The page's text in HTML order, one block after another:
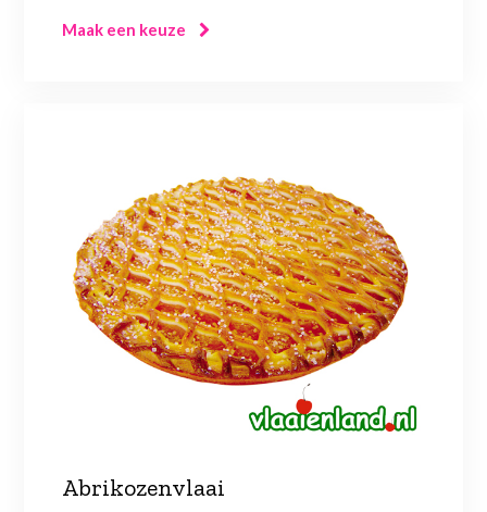
Maak een keuze
Abrikozenvlaai